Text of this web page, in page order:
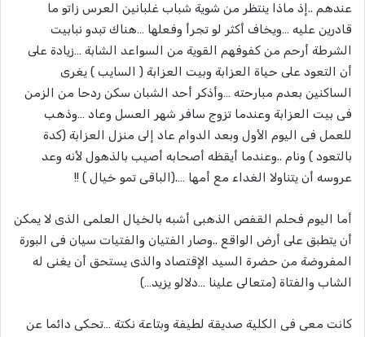
عندهم ..إذ ماذا ينتظر من شوية شباب غلبانين العرس زاتو ما
قادرين عليه …ويخاف أكثر لو تجرأ وفعلها …هناك تبدو نبابيت
الشرطة أرحم من كفوفهم القوية من السواعد الشابة …زيادة على
أن التعود على حياة العزابة وبيت العزابة ( السايب ) يغرى
الساكنين بعدم مبارحته …وأذكر أحد الشبان سكن ردحا من الزمن
فى بيت العزابة وعندما تزوج سافر شهر العسل وعاد …وذهب
للعمل فى اليوم الأول وبعد الدوام عاد إلى منزل العزابة (كدة
بالتعود ) ونام ..وعندما أيقظه أصحابه أصيب بالذهول لأنه وعد
عروسه أن يتناولا الغداء مع أمها ….(الباقى تمو خيال ) !!
أما اليوم فحلم القفص الذهبى أشبه بالخيال العلمى الذى لا يمكن
أن يتطبق على أرض الواقع ..وصار الفتيان والفتيات سيان فى البورة
المفروضة من حضرة السيد الإقتصاد والذى يستحق أن يغنى له
الشاب والفتاة (متعالى علينا …دلالو يزيد…)
كانت معى فى الكلية صديقة لطيفة وبتاعة نكتة …تحكى دائما عن